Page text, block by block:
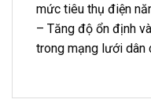
mức tiêu thụ điện
– Tăng độ ổn định
trong mạng lưới dân